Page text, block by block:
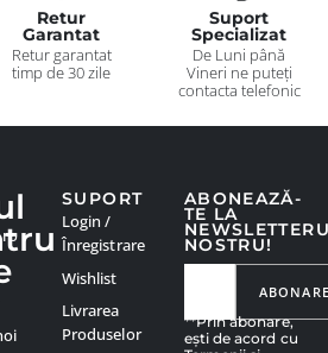
Retur
Garantat
Retur garantat
timp de 30 zile
Suport
Specializat
De Luni până
Vineri ne puteți
contacta telefonic
ABONEAZĂ-
TE LA
NOSTRU!
**Prin abonare,
ești de acord cu
SUPORT
Login /
Înregistrare
Wishlist
Livrarea
Produselor